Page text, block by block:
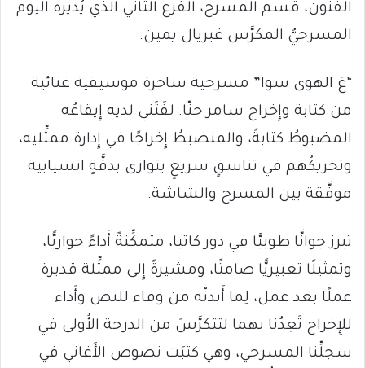
الفنون، قسم المسرح، الفرع الثاني الذي يُديره اليوم
المسرحيُّ المكرَّس غبريال يمين.
“عَ الهوى سوا” مسرحية ساخرة موسيقية غنائية
من كتابة وإِخراج سامر حنّا. لفَتَني لديه إِيقاعُه
المضبوطُ كتابةً، والمنضبطُ إِخراجًا في إِدارة ممثِّليه،
وتحريكُهم في تناسقٍ سريعٍ يتوازى بدقَّةٍ انسيابية
موفَّقة بين المسرح والشاشة.
تبرز جوانَّا طوبيَّا في دور كاتيا، متمكِّنةً أَداءً حواريًّا،
وتمثيلًا تعبيريًّا صامتًا، ومشيرةً إِلى ممثِّلة قديرة
عملًا بعد عمل، لِما أَبدتْه من وفاء للنص وأَداء
للإِخراج تَعِدُنا بهما لتتكرَّسَ من الدرجة الأُولى في
سجلِّنا المسرحي، وهي كتبَت نصوص الأَغاني في